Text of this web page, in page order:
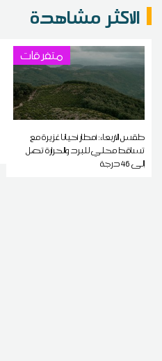
الاكثر مشاهدة
متفرقات
طقس الاربعاء: أمطار أحيانا غزيرة مع
تساقط محلي للبرد والحرارة تصل
إلى 46 درجة